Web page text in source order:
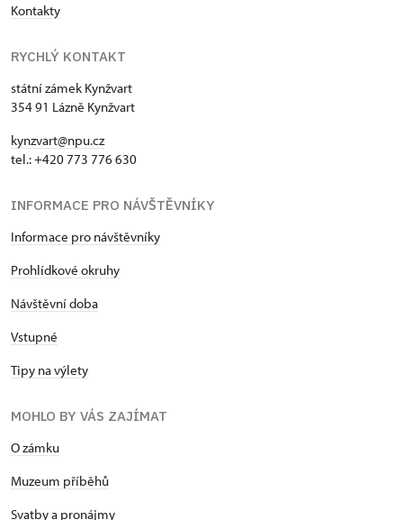
Kontakty
RYCHLÝ KONTAKT
státní zámek Kynžvart
354 91 Lázně Kynžvart
kynzvart@npu.cz
tel.: +420 773 776 630
INFORMACE PRO NÁVŠTĚVNÍKY
Informace pro návštěvníky
Prohlídkové okruhy
Návštěvní doba
Vstupné
Tipy na výlety
MOHLO BY VÁS ZAJÍMAT
O zámku
Muzeum příběhů
Svatby a pronájmy